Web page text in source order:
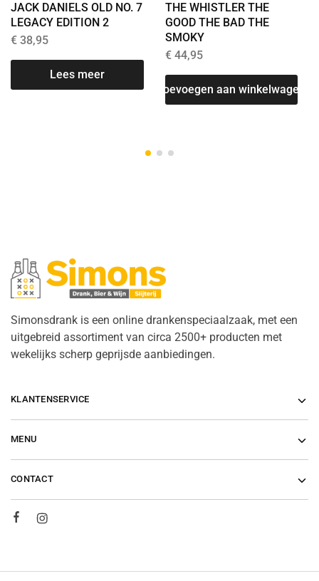
JACK DANIELS OLD NO. 7
LEGACY EDITION 2
€ 38,95
Lees meer
THE WHISTLER THE
GOOD THE BAD THE
SMOKY
€44,95
Toevoegen aan winkelwagen
Simonsdrank is een online drankenspeciaalzaak, met een
uitgebreid assortiment van circa 2500+ producten met
wekelijks scherp geprijsde aanbiedingen.
KLANTENSERVICE
MENU
CONTACT